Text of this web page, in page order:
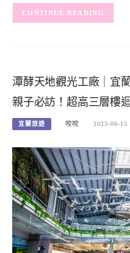
CONTINUE READING
潭酵天地觀光工廠｜宜
親子必訪！超高三層樓
宜蘭旅遊 咬咬 2023-06-15